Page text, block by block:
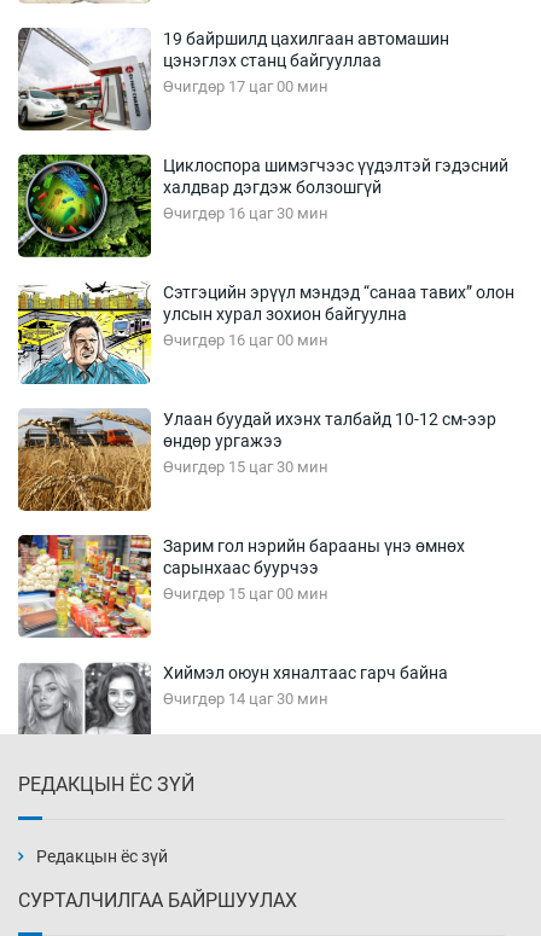
19 байршилд цахилгаан автомашин
цэнэглэх станц байгууллаа
Өчигдөр 17 цаг 00 мин
Циклоспора шимэгчээс үүдэлтэй гэдэсний
халдвар дэгдэж болзошгүй
Өчигдөр 16 цаг 30 мин
Сэтгэцийн эрүүл мэндэд “санаа тавих” олон
улсын хурал зохион байгуулна
Өчигдөр 16 цаг 00 мин
Улаан буудай ихэнх талбайд 10-12 см-ээр
өндөр ургажээ
Өчигдөр 15 цаг 30 мин
Зарим гол нэрийн барааны үнэ өмнөх
сарынхаас буурчээ
Өчигдөр 15 цаг 00 мин
Хиймэл оюун хяналтаас гарч байна
Өчигдөр 14 цаг 30 мин
Өчигдөр 14 цаг 00 мин
РЕДАКЦЫН ЁС ЗҮЙ
Редакцын ёс зүй
СУРТАЛЧИЛГАА БАЙРШУУЛАХ